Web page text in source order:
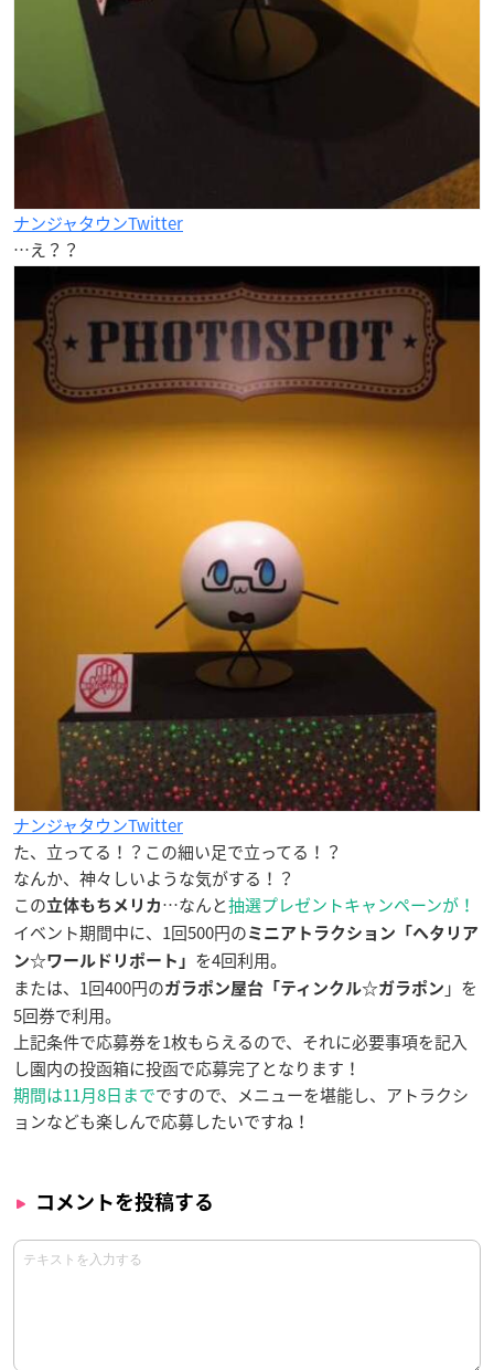
ナンジャタウンTwitter
…え？？
ナンジャタウンTwitter
た、立ってる！？この細い足で立ってる！？
なんか、神々しいような気がする！？
この立体もちメリカ …なんと抽選プレゼントキャンペーンが！
イベント期間中に、1回500円の ミニアトラクション「ヘタリア
ン☆ワールドリポート」 を4回利用。
または、1回400円のガラポン屋台「ティンクル☆ガラポン 」を
5回券で利用。
上記条件で応募券を1枚もらえるので、それに必要事項を記入
し園内の投函箱に投函で応募完了となります！
期間は11月8日までですので、メニューを堪能し、アトラクシ
ョンなども楽しんで応募したいですね！
コメントを投稿する